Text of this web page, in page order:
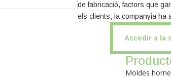
de fabricació, factors que
els clients, la companyia ha
Accedir a la
Moldes